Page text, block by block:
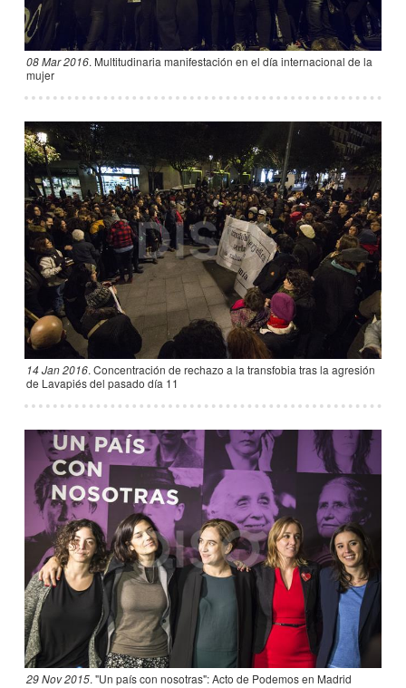
08 Mar 2016. Multitudinaria manifestación en el día internacional de la
mujer
14 Jan 2016.Concentración de rechazo a la transfobia tras la agresión
de Lavapiés del pasado día 11
29 Nov 2015. "Un país con nosotras": Acto de Podemos en Madrid